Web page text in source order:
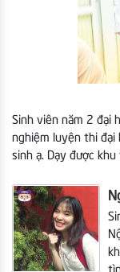
Sinh viên năm 2 đại
nghiệm luyện thi
sinh ạ. Dạy được